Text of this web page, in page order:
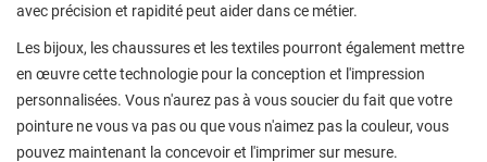
avec précision et rapidité peut aider dans ce métier.
Les bijoux, les chaussures et les textiles pourront également mettre
en œuvre cette technologie pour la conception et l'impression
personnalisées. Vous n'aurez pas à vous soucier du fait que votre
pointure ne vous va pas ou que vous n'aimez pas la couleur, vous
pouvez maintenant la concevoir et l'imprimer sur mesure.